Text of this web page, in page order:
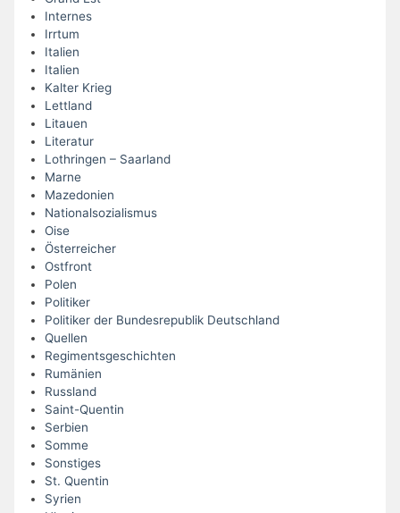
Internes
Irrtum
Italien
Italien
Kalter Krieg
Lettland
Litauen
Literatur
Lothringen – Saarland
Marne
Mazedonien
Nationalsozialismus
Oise
Österreicher
Ostfront
Polen
Politiker
Politiker der Bundesrepublik Deutschland
Quellen
Regimentsgeschichten
Rumänien
Russland
Saint-Quentin
Serbien
Somme
Sonstiges
St. Quentin
Syrien